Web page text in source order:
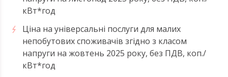
кВт*год
Ціна на універсальні послуги для малих
непобутових споживачів згідно з класом
напруги на жовтень 2025 року, без ПДВ, коп./
кВт*год